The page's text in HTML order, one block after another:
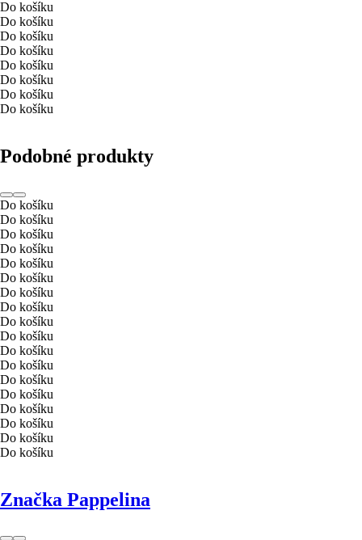
Do košíku
Do košíku
Do košíku
Do košíku
Do košíku
Do košíku
Do košíku
Do košíku
Podobné produkty
Do košíku
Do košíku
Do košíku
Do košíku
Do košíku
Do košíku
Do košíku
Do košíku
Do košíku
Do košíku
Do košíku
Do košíku
Do košíku
Do košíku
Do košíku
Do košíku
Do košíku
Do košíku
Značka Pappelina